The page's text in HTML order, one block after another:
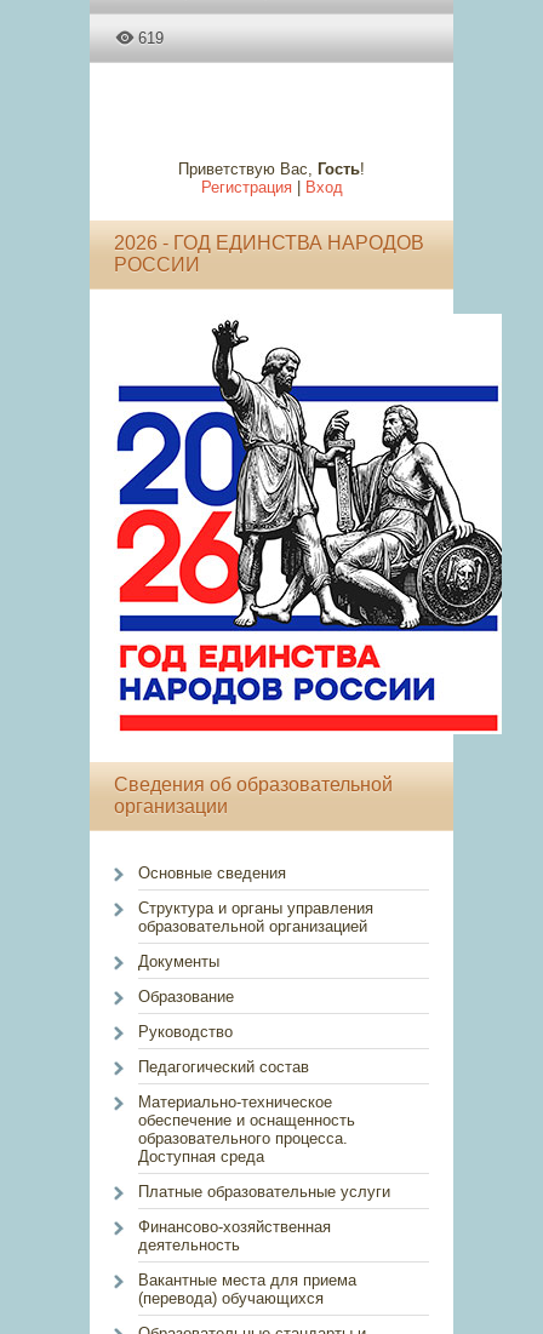
619
Приветствую Вас, Гость!
Регистрация| Вход
2026 - ГОД ЕДИНСТВА НАРОДОВ
РОССИИ
Сведения об образовательной
организации
Основные сведения
Структура и органы управления
образовательной организацией
Документы
Образование
Руководство
Педагогический состав
Материально-техническое
обеспечение и оснащенность
образовательного процесса.
Доступная среда
Платные образовательные услуги
Финансово-хозяйственная
деятельность
Вакантные места для приема
(перевода) обучающихся